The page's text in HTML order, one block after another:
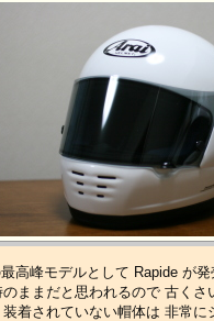
高峰モデルとして Rapide が
ままだと思われるので 古く
着されていない帽体は 非常に